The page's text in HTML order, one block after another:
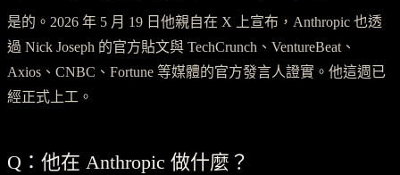
是的。2026 年 5 月 19 日他親自在 X 上宣布，Anthropic 也透
過 Nick Joseph 的官方貼文與 TechCrunch、VentureBeat、
Axios、CNBC、Fortune 等媒體的官方發言人證實。他這週已
經正式上工。
Q：他在 Anthropic 做什麼？